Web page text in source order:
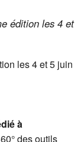
édition les 4 et
les 4 et 5 juin
à
des outils